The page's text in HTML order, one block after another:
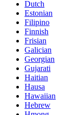
Dutch
Estonian
Filipino
Finnish
Frisian
Galician
Georgian
Gujarati
Haitian
Hausa
Hawaiian
Hebrew